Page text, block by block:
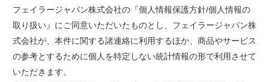
フェイラージャパン株式会社の『個人情報保護方針/個人情報の
取り扱い』にご同意いただいたものとし、フェイラージャパン株
式会社が、本件に関する諸連絡に利用するほか、商品やサービス
の参考とするために個人を特定しない統計情報の形で利用させて
いただきます。